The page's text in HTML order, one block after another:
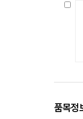
품목정